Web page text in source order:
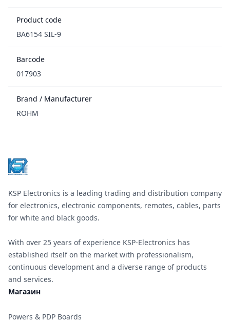
Product code
BA6154 SIL-9
Barcode
017903
Brand / Manufacturer
ROHM
KSP Electronics is a leading trading and distribution company
for electronics, electronic components, remotes, cables, parts
for white and black goods.
With over 25 years of experience KSP-Electronics has
established itself on the market with professionalism,
continuous development and a diverse range of products
and services.
Магазин
Powers & PDP Boards